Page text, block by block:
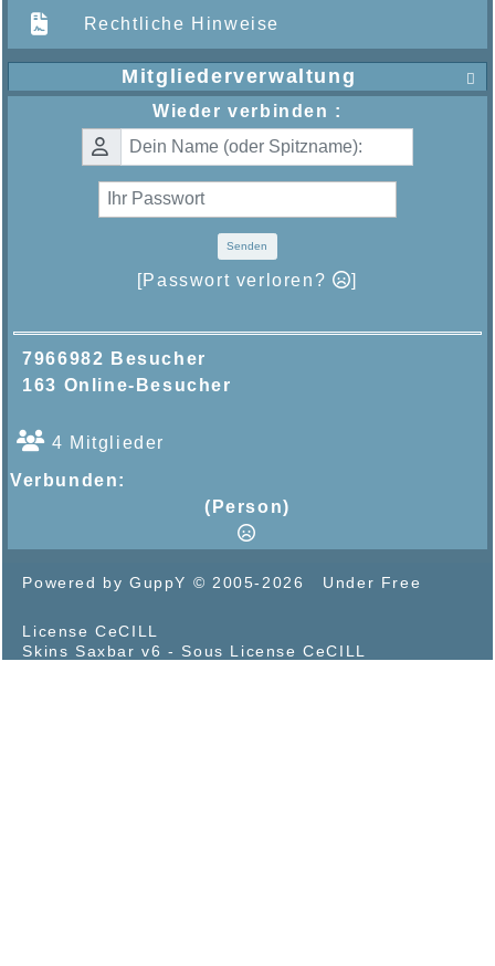
Rechtliche Hinweise

Mitgliederverwaltung
Wieder verbinden :
Senden
[Passwort verloren? ]
7966982 Besucher
163 Online-Besucher
4 Mitglieder
Verbunden:
(Person)
Powered by GuppY © 2005-2026 Under Free
License CeCILL
Skins Saxbar v6 - Sous License CeCILL